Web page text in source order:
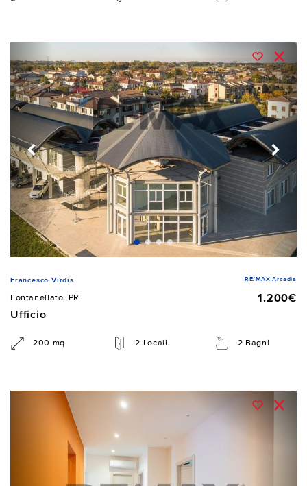
Francesco Virdis RE/MAX Arcadia
Fontanellato, PR
1.200€
Ufficio
200 mq 2 Locali 2 Bagni